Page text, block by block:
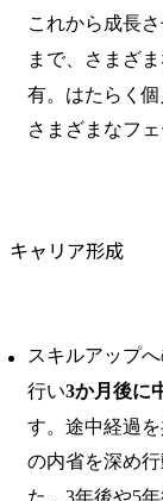
これから成長
まで、さまざ
有。はたらく
さまざまなフ
キャリア形成
スキルアップ
行い3か月後に
す。途中経過
の内省を深め
た、3年後や5